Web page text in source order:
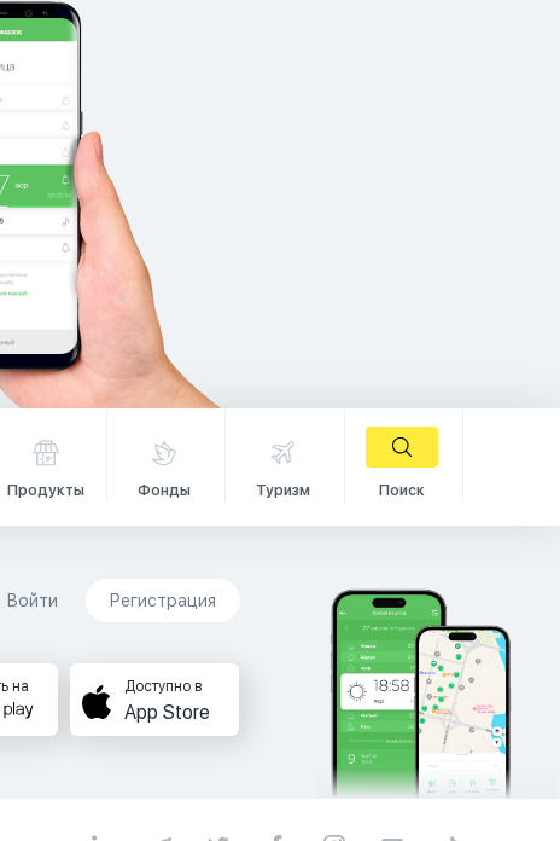
Продукты Фонды Туризм Поиск
Войти Регистрация
на Доступно в
App Store